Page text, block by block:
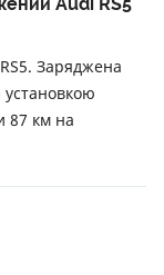
Заряджена
установкою
87 км на